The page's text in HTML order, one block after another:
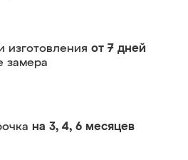
изготовления от 7 дней
замера
на 3, 4, 6 месяцев